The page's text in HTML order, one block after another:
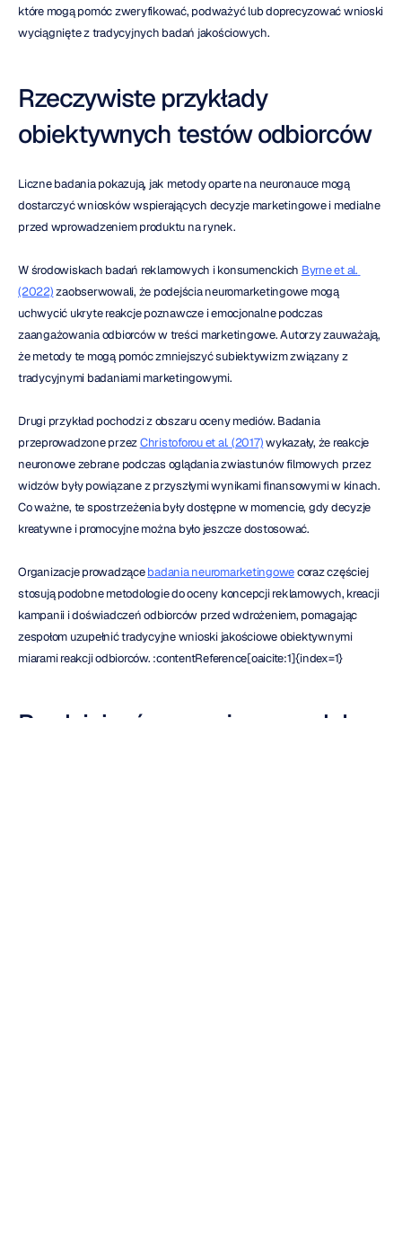
które mogą pomóc zweryfikować, podważyć lub doprecyzować wnioski
wyciągnięte z tradycyjnych badań jakościowych.
Rzeczywiste przykłady
obiektywnych testów odbiorców
Liczne badania pokazują, jak metody oparte na neuronauce mogą
dostarczyć wniosków wspierających decyzje marketingowe i medialne
przed wprowadzeniem produktu na rynek.
W środowiskach badań reklamowych i konsumenckich Byrne et al.
(2022) zaobserwowali, że podejścia neuromarketingowe mogą
uchwycić ukryte reakcje poznawcze i emocjonalne podczas
zaangażowania odbiorców w treści marketingowe. Autorzy zauważają,
że metody te mogą pomóc zmniejszyć subiektywizm związany z
tradycyjnymi badaniami marketingowymi.
Drugi przykład pochodzi z obszaru oceny mediów. Badania
przeprowadzone przez Christoforou et al. (2017) wykazały, że reakcje
neuronowe zebrane podczas oglądania zwiastunów filmowych przez
widzów były powiązane z przyszłymi wynikami finansowymi w kinach.
Co ważne, te spostrzeżenia były dostępne w momencie, gdy decyzje
kreatywne i promocyjne można było jeszcze dostosować.
Organizacje prowadzące badania neuromarketingowe coraz częściej
stosują podobne metodologie do oceny koncepcji reklamowych, kreacji
kampanii i doświadczeń odbiorców przed wdrożeniem, pomagając
zespołom uzupełnić tradycyjne wnioski jakościowe obiektywnymi
miarami reakcji odbiorców. :contentReference[oaicite:1]{index=1}
Bardziej zrównoważony model